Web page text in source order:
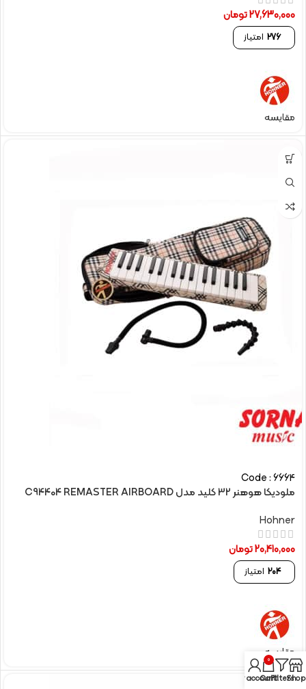
27,630,000تومان
276 امتیاز
مقایسه
Code : 6664
ملودیکا هوهنر 32 کلید مدل C94404 REMASTER AIRBOARD
Hohner
20,410,000تومان
204 امتیاز
مقایسه
Shop
Filters
0
Cart
My account